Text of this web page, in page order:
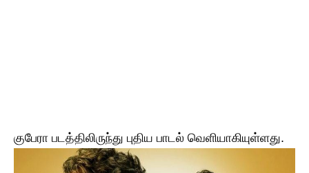
குபேரா படத்திலிருந்து புதிய பாடல் வெளியாகியுள்ளது.